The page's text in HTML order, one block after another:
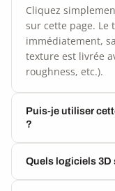
Cliquez
sur cette page. Le
immédiatement,
texture est livrée
roughness, etc.).
Puis-je utiliser
?
Quels logiciels